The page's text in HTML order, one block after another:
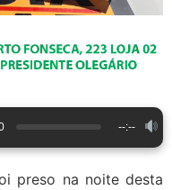
--:--
preso na noite desta